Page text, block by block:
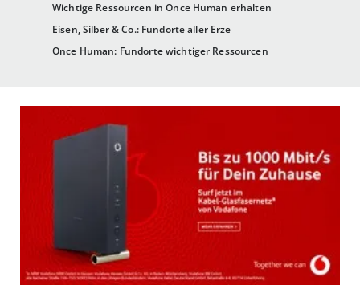
Wichtige Ressourcen in Once Human erhalten
Eisen, Silber & Co.: Fundorte aller Erze
Once Human: Fundorte wichtiger Ressourcen